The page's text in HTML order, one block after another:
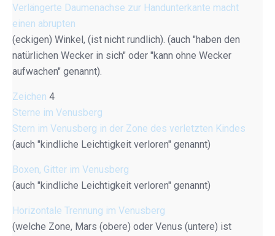
Verlängerte Daumenachse zur Handunterkante macht
einen abrupten
(eckigen) Winkel, (ist nicht rundlich). (auch "haben den
natürlichen Wecker in sich" oder "kann ohne Wecker
aufwachen" genannt).
Zeichen 4
Sterne im Venusberg
Stern im Venusberg in der Zone des verletzten Kindes
(auch "kindliche Leichtigkeit verloren" genannt)
Boxen, Gitter im Venusberg
(auch "kindliche Leichtigkeit verloren" genannt)
Horizontale Trennung im Venusberg
(welche Zone, Mars (obere) oder Venus (untere) ist